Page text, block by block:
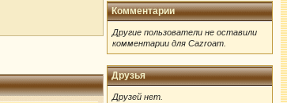
Комментарии
Другие пользователи не оставили
комментарии для Cazroam.
Друзья
Друзей нет.